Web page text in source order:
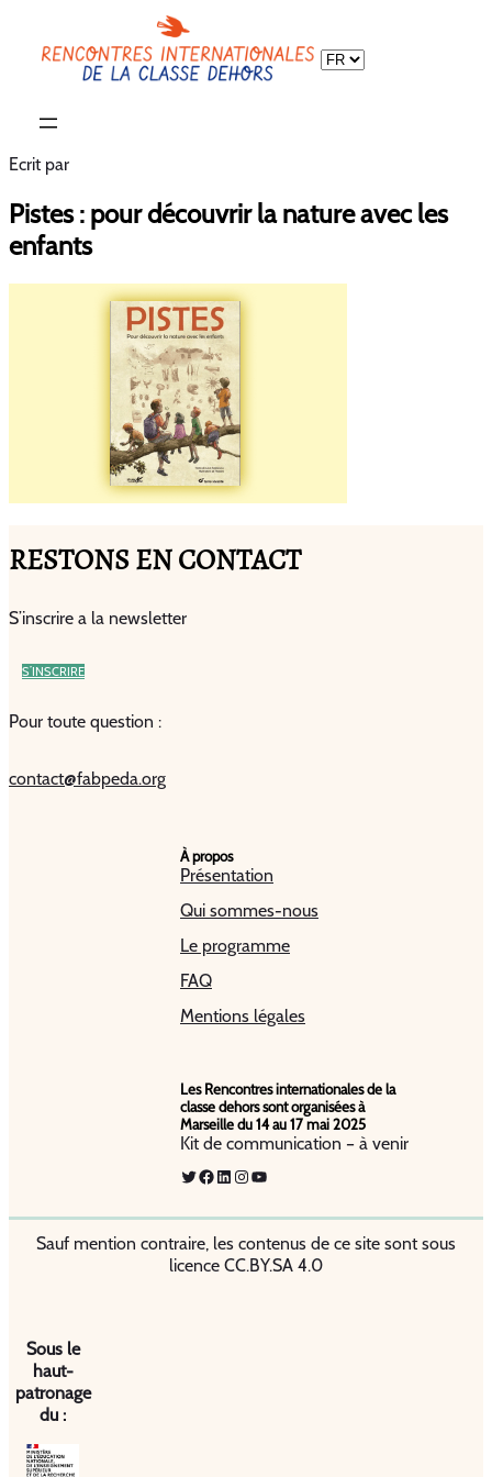
Choisir
Ecrit par
Pistes : pour découvrir la nature avec les
enfants
RESTONS EN CONTACT
S’inscrire a la newsletter
S’INSCRIRE
Pour toute question :
contact@fabpeda.org
À propos
Présentation
Qui sommes-nous
Le programme
FAQ
Mentions légales
Les Rencontres internationales de la
classe dehors sont organisées à
Marseille du 14 au 17 mai 2025
Kit de communication – à venir
Twitter
Facebook
LinkedIn
Instagram
YouTube
Sauf mention contraire, les contenus de ce site sont sous
licence CC.BY.SA 4.0
Sous le
haut-
patronage
du :